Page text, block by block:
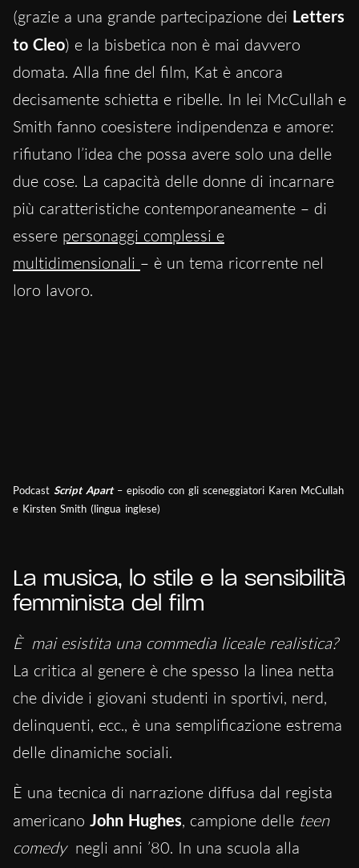
(grazie a una grande partecipazione dei Letters
to Cleo) e la bisbetica non è mai davvero
domata. Alla fine del film, Kat è ancora
decisamente schietta e ribelle. In lei McCullah e
Smith fanno coesistere indipendenza e amore:
rifiutano l’idea che possa avere solo una delle
due cose. La capacità delle donne di incarnare
più caratteristiche contemporaneamente – di
essere personaggi complessi e
multidimensionali – è un tema ricorrente nel
loro lavoro.
Podcast Script Apart– episodio con gli sceneggiatori Karen McCullah
e Kirsten Smith (lingua inglese)
La musica, lo stile e la sensibilità
femminista del film
È mai esistita una commedia liceale realistica?
La critica al genere è che spesso la linea netta
che divide i giovani studenti in sportivi, nerd,
delinquenti, ecc., è una semplificazione estrema
delle dinamiche sociali.
È una tecnica di narrazione diffusa dal regista
americano John Hughes, campione delle teen
comedy negli anni ’80. In una scuola alla